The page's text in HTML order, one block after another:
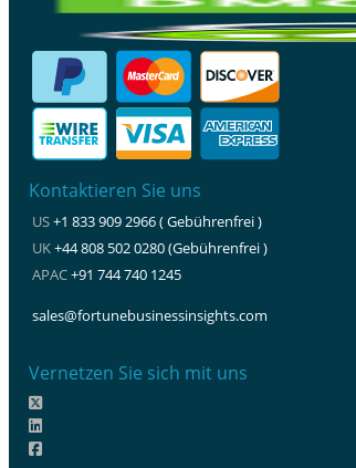
Kontaktieren Sie uns
US+1 833 909 2966 ( Gebührenfrei )
UK+44 808 502 0280 (Gebührenfrei )
APAC+91 744 740 1245
sales@fortunebusinessinsights.com
Vernetzen Sie sich mit uns